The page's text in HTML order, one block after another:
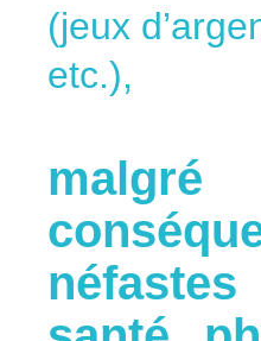
(jeux
etc.),